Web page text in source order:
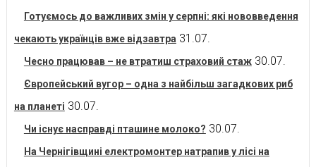
Готуємось до важливих змін у серпні: які нововведення
чекають українців вже відзавтра 31.07.
Чесно працював – не втратиш страховий стаж 30.07.
Європейський вугор – одна з найбільш загадкових риб
на планеті 30.07.
Чи існує насправді пташине молоко? 30.07.
На Чернігівщині електромонтер натрапив у лісі на